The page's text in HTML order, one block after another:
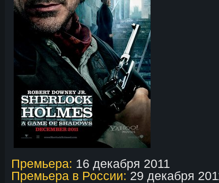
Премьера: 16 декабря 2011
Премьера в России: 29 декабря